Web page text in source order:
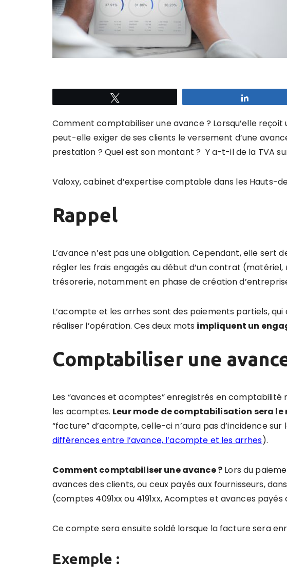
Comment comptabiliser une avance ? Lorsqu’elle
peut-elle exiger de ses clients le versement d’une
prestation ? Quel est son montant ? Y a-t-il de la TVA
Valoxy, cabinet d’expertise comptable dans les Hauts-
Rappel
L’avance n’est pas une obligation. Cependant, elle sert
régler les frais engagés au début d’un contrat (matériel,
trésorerie, notamment en phase de création
L’acompte et les arrhes sont des paiements partiels,
réaliser l’opération. Ces deux mots impliquent un
Comptabiliser une
Les “avances et acomptes” enregistrés en
les acomptes. Leur mode de comptabilisation sera le
“facture” d’acompte, celle-ci n’aura pas d’incidence
différences entre l’avance, l’acompte et les arrhes).
Comment comptabiliser une avance ? Lors du
avances des clients, ou ceux payés aux fournisseurs,
(comptes 4091xx ou 4191xx, Acomptes et avances payés
Ce compte sera ensuite soldé lorsque la facture sera
Exemple :